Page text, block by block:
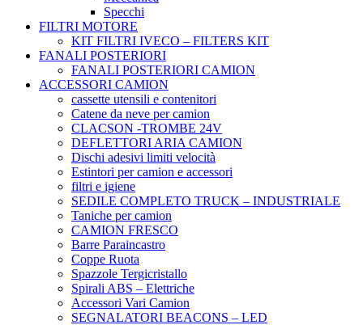
Specchi
FILTRI MOTORE
KIT FILTRI IVECO – FILTERS KIT
FANALI POSTERIORI
FANALI POSTERIORI CAMION
ACCESSORI CAMION
cassette utensili e contenitori
Catene da neve per camion
CLACSON -TROMBE 24V
DEFLETTORI ARIA CAMION
Dischi adesivi limiti velocità
Estintori per camion e accessori
filtri e igiene
SEDILE COMPLETO TRUCK – INDUSTRIALE
Taniche per camion
CAMION FRESCO
Barre Paraincastro
Coppe Ruota
Spazzole Tergicristallo
Spirali ABS – Elettriche
Accessori Vari Camion
SEGNALATORI BEACONS – LED